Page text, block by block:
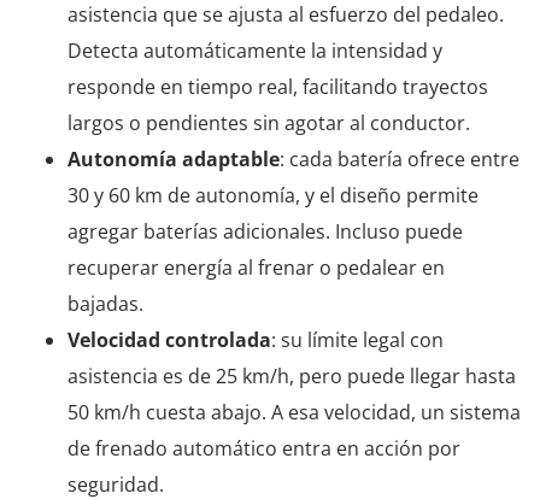
asistencia que se ajusta al esfuerzo del pedaleo.
Detecta automáticamente la intensidad y
responde en tiempo real, facilitando trayectos
largos o pendientes sin agotar al conductor.
Autonomía adaptable: cada batería ofrece entre
30 y 60 km de autonomía, y el diseño permite
agregar baterías adicionales. Incluso puede
recuperar energía al frenar o pedalear en
bajadas.
Velocidad controlada: su límite legal con
asistencia es de 25 km/h, pero puede llegar hasta
50 km/h cuesta abajo. A esa velocidad, un sistema
de frenado automático entra en acción por
seguridad.